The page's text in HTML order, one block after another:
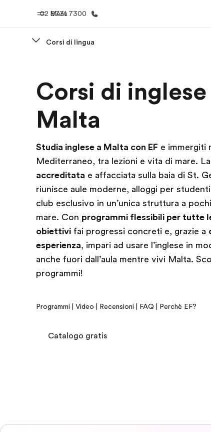
Menu
02 8731 7300
Benvenuto alla EF Vedi la
Corsi di lingua
Corsi di inglese
Malta
Studia inglese a Malta con EF e immergiti
Mediterraneo, tra lezioni e vita di mare.
accreditata e affacciata sulla baia di St.
riunisce aule moderne, alloggi per
club esclusivo in un’unica struttura a
mare. Con programmi flessibili per tutte
obiettivi fai progressi concreti e, grazie a
esperienza, impari ad usare l’inglese in
anche fuori dall’aula mentre vivi Malta.
programmi!
Programmi Video Recensioni FAQ Perchè EF?
Catalogo gratis